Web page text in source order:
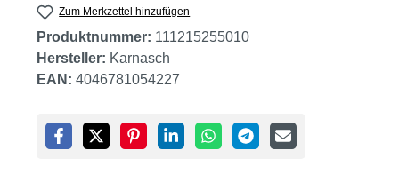
Zum Merkzettel hinzufügen
Produktnummer: 111215255010
Hersteller: Karnasch
EAN: 4046781054227